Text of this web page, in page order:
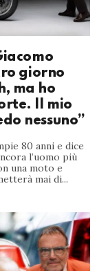
giorno
ma ho
Il mio
nessuno”
80 anni e dice
l’uomo più
una moto e
mai di...